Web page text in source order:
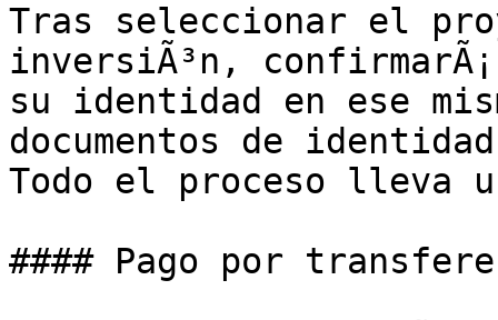
Tras seleccionar el
inversiÃ³n,
su identidad en ese
documentos de
Todo el proceso lleva
#### Pago por